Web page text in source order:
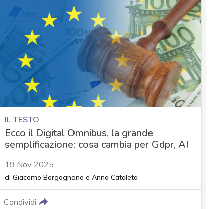
IL TESTO
Ecco il Digital Omnibus, la grande
semplificazione: cosa cambia per Gdpr, AI
19 Nov 2025
di Giacomo Borgognone e Anna Cataleta
Condividi